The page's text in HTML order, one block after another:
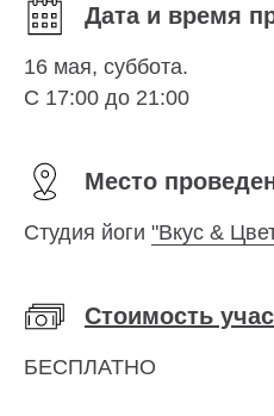
Дата и время
16 мая, суббота.
С 17:00 до 21:00
Место
Студия йоги "Вкус &
Стоимость
БЕСПЛАТНО